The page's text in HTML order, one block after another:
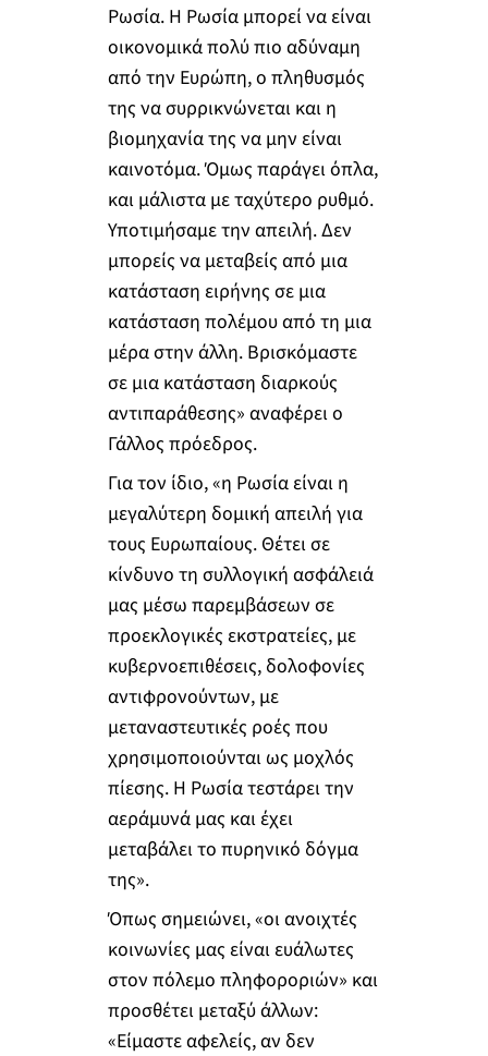
Ρωσία. Η Ρωσία μπορεί να είναι
οικονομικά πολύ πιο αδύναμη
από την Ευρώπη, ο πληθυσμός
της να συρρικνώνεται και η
βιομηχανία της να μην είναι
καινοτόμα. Όμως παράγει όπλα,
και μάλιστα με ταχύτερο ρυθμό.
Υποτιμήσαμε την απειλή. Δεν
μπορείς να μεταβείς από μια
κατάσταση ειρήνης σε μια
κατάσταση πολέμου από τη μια
μέρα στην άλλη. Βρισκόμαστε
σε μια κατάσταση διαρκούς
αντιπαράθεσης» αναφέρει ο
Γάλλος πρόεδρος.
Για τον ίδιο, «η Ρωσία είναι η
μεγαλύτερη δομική απειλή για
τους Ευρωπαίους. Θέτει σε
κίνδυνο τη συλλογική ασφάλειά
μας μέσω παρεμβάσεων σε
προεκλογικές εκστρατείες, με
κυβερνοεπιθέσεις, δολοφονίες
αντιφρονούντων, με
μεταναστευτικές ροές που
χρησιμοποιούνται ως μοχλός
πίεσης. Η Ρωσία τεστάρει την
αεράμυνά μας και έχει
μεταβάλει το πυρηνικό δόγμα
της».
Όπως σημειώνει, «οι ανοιχτές
κοινωνίες μας είναι ευάλωτες
στον πόλεμο πληφοροριών» και
προσθέτει μεταξύ άλλων:
«Είμαστε αφελείς, αν δεν